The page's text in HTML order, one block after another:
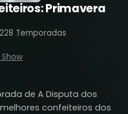
Primavera
8 Temporadas
de A Disputa dos
confeiteiros dos